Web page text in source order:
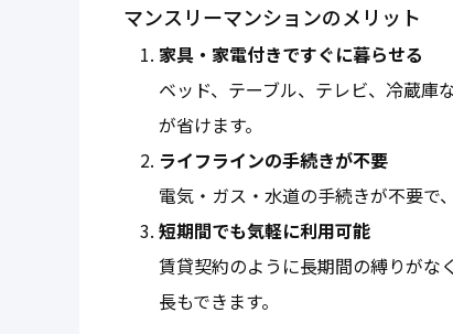
マンスリーマンションのメリット
家具・家電付きですぐに暮らせる
ベッド、テーブル、テレビ、冷蔵庫
が省けます。
ライフラインの手続きが不要
電気・ガス・水道の手続きが不要で
短期間でも気軽に利用可能
賃貸契約のように長期間の縛りがな
長もできます。